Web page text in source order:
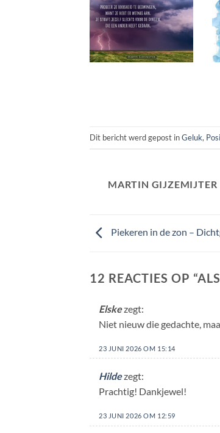
Dit bericht werd gepost inGeluk,
MARTIN GIJZEMIJTER
Piekeren in de zon –
12 REACTIES OP “
Elskezegt:
Niet nieuw die gedachte,
23 JUNI 2026 OM 15:14
Hildezegt:
Prachtig! Dankjewel!
23 JUNI 2026 OM 12:59